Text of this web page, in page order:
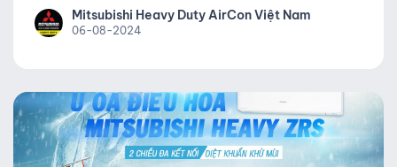
được các đặc điểm nổi trội của thương hiệu Mitsubishi
Heavy đó là độ bền bỉ, khả năng làm lạnh mạnh mẽ và
tiết kiệm điện.
Mitsubishi Heavy Duty AirCon Việt Nam
06-08-2024